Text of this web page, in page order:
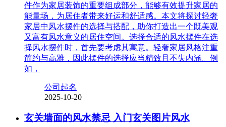
件作为家居装饰的重要组成部分，能够有效提升家居的
能量场，为居住者带来好运和舒适感。本文将探讨轻奢
家居中风水摆件的选择与搭配，助你打造出一个既美观
又富有风水意义的居住空间。选择合适的风水摆件在选
择风水摆件时，首先要考虑其寓意。轻奢家居风格注重
简约与高雅，因此摆件的选择应当精致且不失内涵。例
如，
公司起名
2025-10-20
玄关墙面的风水禁忌 入门玄关图片风水